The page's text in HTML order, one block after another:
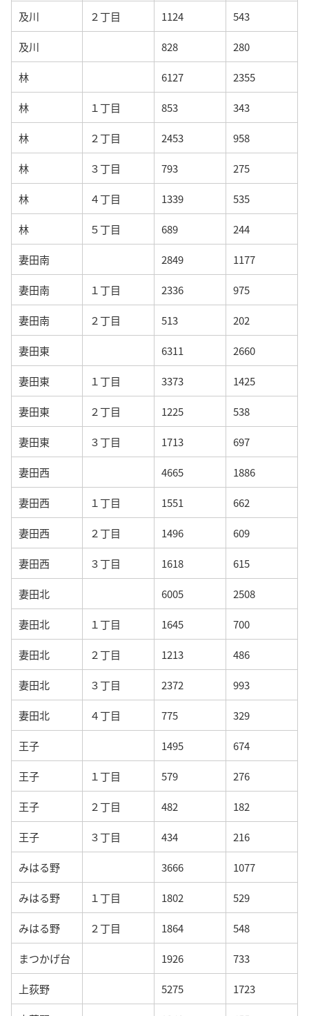
及川 ２丁目 1124 543
及川 828 280
林 6127 2355
林 １丁目 853 343
林 ２丁目 2453 958
林 ３丁目 793 275
林 ４丁目 1339 535
林 ５丁目 689 244
妻田南 2849 1177
妻田南 １丁目 2336 975
妻田南 ２丁目 513 202
妻田東 6311 2660
妻田東 １丁目 3373 1425
妻田東 ２丁目 1225 538
妻田東 ３丁目 1713 697
妻田西 4665 1886
妻田西 １丁目 1551 662
妻田西 ２丁目 1496 609
妻田西 ３丁目 1618 615
妻田北 6005 2508
妻田北 １丁目 1645 700
妻田北 ２丁目 1213 486
妻田北 ３丁目 2372 993
妻田北 ４丁目 775 329
王子 1495 674
王子 １丁目 579 276
王子 ２丁目 482 182
王子 ３丁目 434 216
みはる野 3666 1077
みはる野 １丁目 1802 529
みはる野 ２丁目 1864 548
まつかげ台 1926 733
上荻野 5275 1723